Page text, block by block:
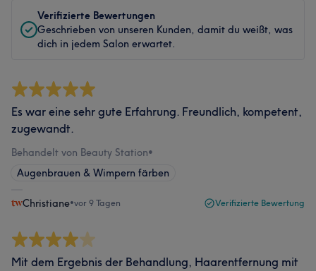
Verifizierte Bewertungen
Geschrieben von unseren Kunden, damit du weißt, was
dich in jedem Salon erwartet.
Es war eine sehr gute Erfahrung. Freundlich, kompetent,
zugewandt.
Behandelt von Beauty Station•
Augenbrauen & Wimpern färben
Christiane•vor 9 Tagen Verifizierte Bewertung
Mit dem Ergebnis der Behandlung, Haarentfernung mit